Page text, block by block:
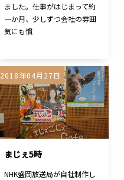
ました。仕事がはじまって約
一か月、少しずつ会社の雰囲
気にも慣
2018年04月27日
まじぇ5時
NHK盛岡放送局が自社制作し